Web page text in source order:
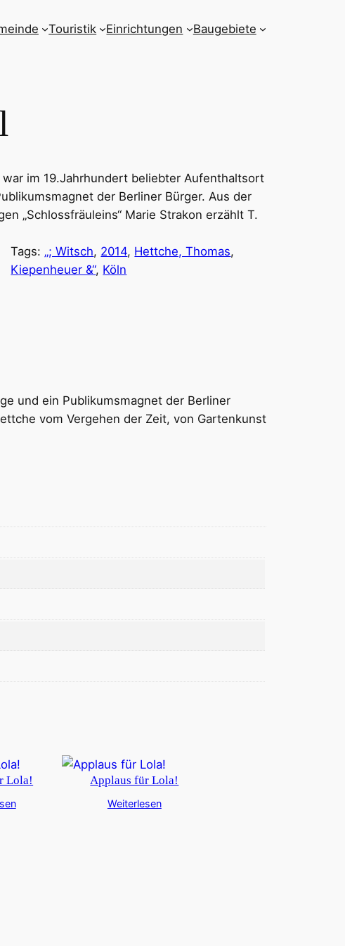
Touristik Einrichtungen Baugebiete
im 19.Jahrhundert beliebter Aufenthaltsort
der Berliner Bürger. Aus der
„Schlossfräuleins“ Marie Strakon erzählt T.
Tags: „; Witsch, 2014, Hettche, Thomas
Kiepenheuer &“, Köln
und ein Publikumsmagnet der Berliner
vom Vergehen der Zeit, von Gartenkunst
Lola! Applaus für Lola!
Weiterlesen